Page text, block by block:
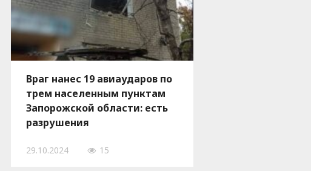
Враг нанес 19 авиаударов по
трем населенным пунктам
Запорожской области: есть
разрушения
29.10.2024 15